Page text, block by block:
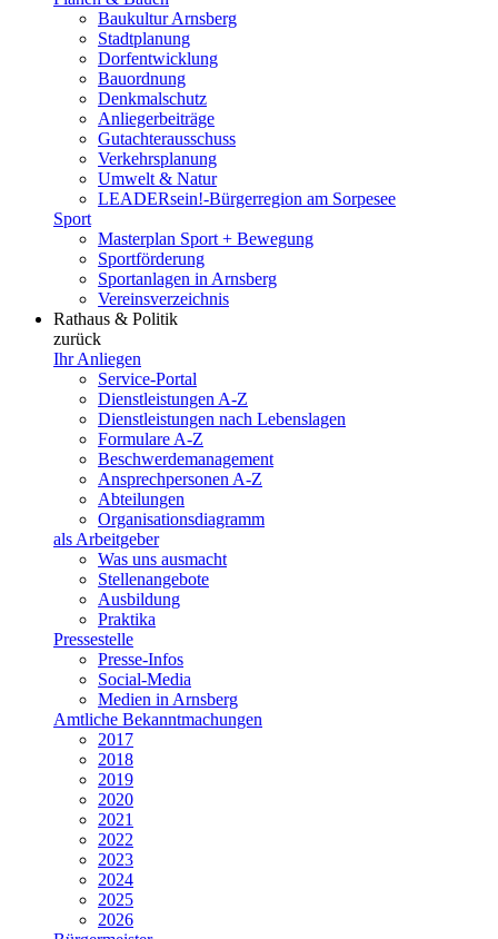
Baukultur Arnsberg
Stadtplanung
Dorfentwicklung
Bauordnung
Denkmalschutz
Anliegerbeiträge
Gutachterausschuss
Verkehrsplanung
Umwelt & Natur
LEADERsein!-Bürgerregion am Sorpesee
Sport
Masterplan Sport + Bewegung
Sportförderung
Sportanlagen in Arnsberg
Vereinsverzeichnis
Rathaus & Politik
zurück
Ihr Anliegen
Service-Portal
Dienstleistungen A-Z
Dienstleistungen nach Lebenslagen
Formulare A-Z
Beschwerdemanagement
Ansprechpersonen A-Z
Abteilungen
Organisationsdiagramm
als Arbeitgeber
Was uns ausmacht
Stellenangebote
Ausbildung
Praktika
Pressestelle
Presse-Infos
Social-Media
Medien in Arnsberg
Amtliche Bekanntmachungen
2017
2018
2019
2020
2021
2022
2023
2024
2025
2026